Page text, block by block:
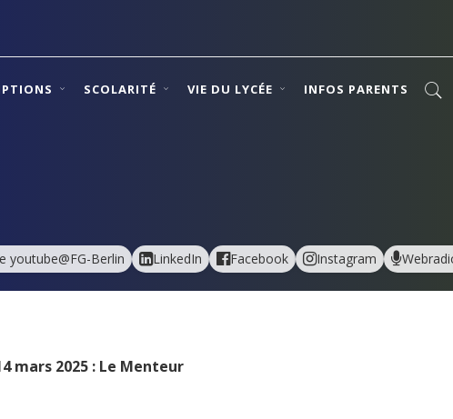
SCOLARITÉ VIE DU LYCÉE INFOS PARENTS
youtube@FG-Berlin LinkedIn Facebook Instagram
mars 2025 : Le Menteur